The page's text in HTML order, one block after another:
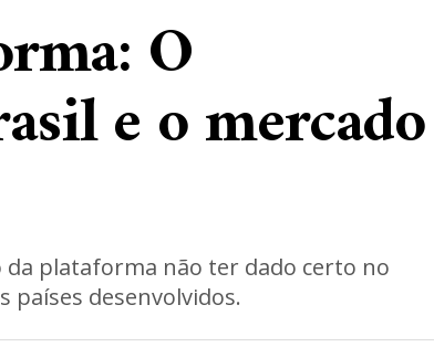
O
e o mercado
plataforma não ter dado certo no
países desenvolvidos.